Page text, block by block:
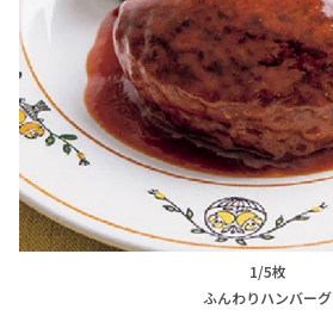
1/5枚
ふんわりハンバーグ